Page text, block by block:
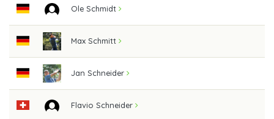
Ole Schmidt
Max Schmitt
Jan Schneider
Flavio Schneider